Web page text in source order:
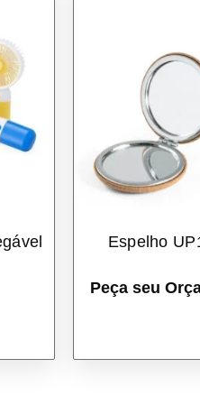
Espelho
Peça seu